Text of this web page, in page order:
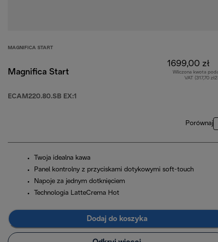
MAGNIFICA START
Magnifica Start
ECAM220.80.SB EX:1
1699,00 zł
Wliczona kwota
VAT (317,70
Porównaj
Twoja idealna kawa
Panel kontrolny z przyciskami dotykowymi soft-touch
Napoje za jednym dotknięciem
Technologia LatteCrema Hot
Dodaj do koszyka